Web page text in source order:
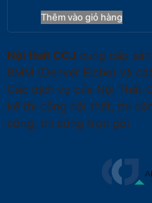
Thêm vào giỏ hàng
Nội thất CCJ cung cấp
8MM (Denver Eiche) và
Các dịch vụ của Nội Thất
kế thi công nội thất, thi
công, thi công trọn gói